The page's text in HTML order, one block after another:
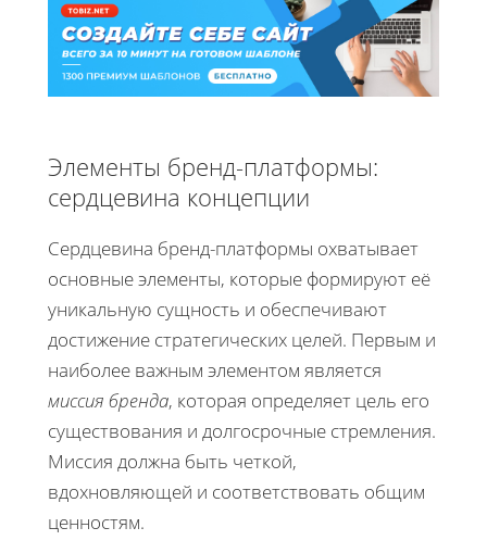
Элементы бренд-платформы:
сердцевина концепции
Сердцевина бренд-платформы охватывает
основные элементы, которые формируют её
уникальную сущность и обеспечивают
достижение стратегических целей. Первым и
наиболее важным элементом является
миссия бренда, которая определяет цель его
существования и долгосрочные стремления.
Миссия должна быть четкой,
вдохновляющей и соответствовать общим
ценностям.